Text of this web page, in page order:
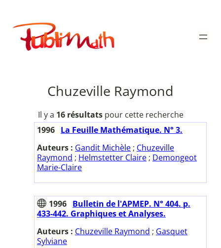
contenu
Publimath
Chuzeville Raymond
Il y a 16 résultatspour cette recherche
1996 La Feuille Mathématique. N° 3.
Auteurs : Gandit Michèle ; Chuzeville
Raymond ; Helmstetter Claire ; Demongeot
Marie-Claire
1996 Bulletin de l'APMEP. N° 404. p.
433-442. Graphiques et Analyses.
Auteurs : Chuzeville Raymond ; Gasquet
Sylviane